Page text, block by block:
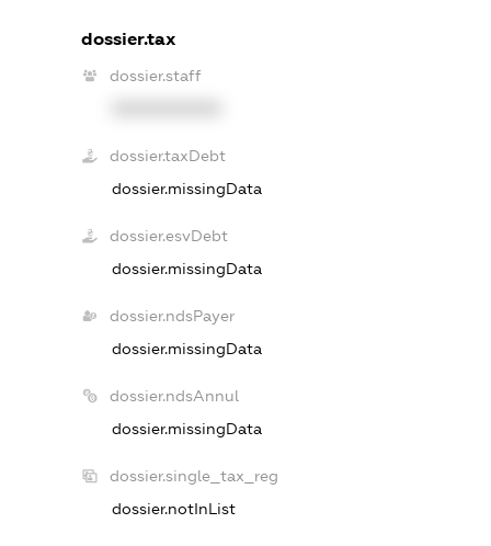
dossier.tax
dossier.staff
dossier.taxDebt
dossier.missingData
dossier.esvDebt
dossier.missingData
dossier.ndsPayer
dossier.missingData
dossier.ndsAnnul
dossier.missingData
dossier.single_tax_reg
dossier.notInList